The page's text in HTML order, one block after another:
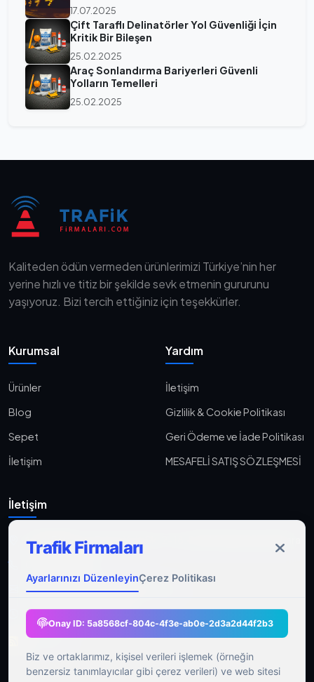
17.07.2025
Çift Taraflı Delinatörler Yol Güvenliği İçin
Kritik Bir Bileşen
25.02.2025
Araç Sonlandırma Bariyerleri Güvenli
Yolların Temelleri
25.02.2025
Kaliteden ödün vermeden ürünlerimizi Türkiye’nin her
yerine hızlı ve titiz bir şekilde sevk etmenin gururunu
yaşıyoruz. Bizi tercih ettiğiniz için teşekkürler.
Kurumsal
Ürünler
Blog
Sepet
İletişim
Yardım
İletişim
Gizlilik & Cookie Politikası
Geri Ödeme ve İade Politikası
MESAFELİ SATIŞ SÖZLEŞMESİ
İletişim
Aşağı Eğlence, Fener Yolu Sk. 2-18, 06010 Keçiören/Ankara
ahmet@gocmenasfaltyol.com.tr
Pzt-Cmt: 09:00 - 21:00
RSS Feed
Trafik Firmaları
Ayarlarınızı DüzenleyinÇerez Politikası
Onay ID: 5a8568cf-804c-4f3e-ab0e-2d3a2d44f2b3
Biz ve ortaklarımız, kişisel verileri işlemek (örneğin
benzersiz tanımlayıcılar gibi çerez verileri) ve web sitesi